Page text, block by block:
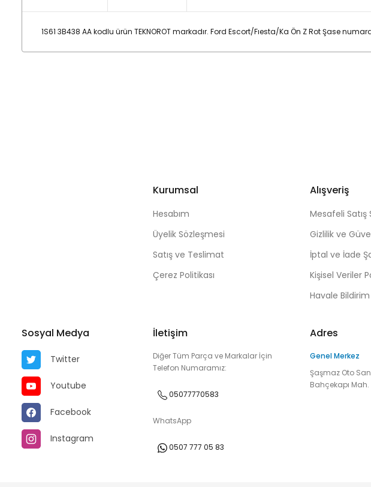
1S61 3B438 AA kodlu ürün TEKNOROT markadır. Ford Escort/Fıesta/Ka Ön Z Rot Şase
Kurumsal
Hesabım
Üyelik Sözleşmesi
Satış ve Teslimat
Çerez Politikası
Alışveriş
Mesafeli Satış
Gizlilik ve
İptal ve İade
Kişisel Veriler
Havale
Sosyal Medya
Twitter
Youtube
Facebook
Instagram
İletişim
Diğer Tüm Parça ve Markalar İçin
Telefon Numaramız:
05077770583
WhatsApp
0507 777 05 83
Adres
Genel Merkez
Şaşmaz Oto
Bahçekapı